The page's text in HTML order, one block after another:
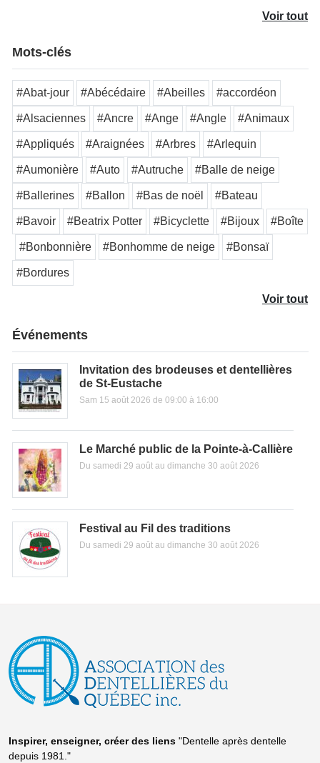
Voir tout
Mots-clés
#Abat-jour #Abécédaire #Abeilles #accordéon
#Alsaciennes #Ancre #Ange #Angle #Animaux
#Appliqués #Araignées #Arbres #Arlequin
#Aumonière #Auto #Autruche #Balle de neige
#Ballerines #Ballon #Bas de noël #Bateau
#Bavoir #Beatrix Potter #Bicyclette #Bijoux #Boîte
#Bonbonnière #Bonhomme de neige #Bonsaï
#Bordures
Voir tout
Événements
Invitation des brodeuses et dentellières
de St-Eustache
Sam 15 août 2026 de 09:00 à 16:00
Le Marché public de la Pointe-à-Callière
Du samedi 29 août au dimanche 30 août 2026
Festival au Fil des traditions
Du samedi 29 août au dimanche 30 août 2026
Inspirer, enseigner, créer des liens "Dentelle après dentelle
depuis 1981."